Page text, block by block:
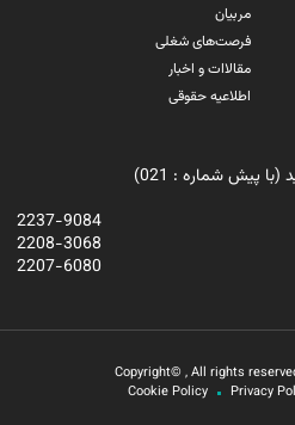
مربیان
فرصت‌های شغلی
مقالاات و اخبار
اطلاعیه حقوقی
پیش شماره : 021)
2237-9084
2208-3068
2207-6080
Copyright© , All rights
Privacy
Cookie Policy